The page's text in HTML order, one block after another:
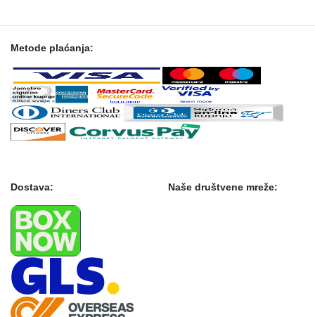
Metode plaćanja:
Dostava: Naše društvene mreže: